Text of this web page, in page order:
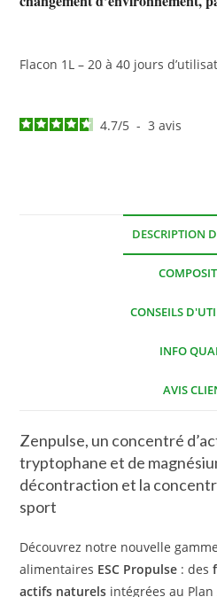
Flacon 1L – 20 à 40 jours
4.7/5 - 3avis
DESCRIPTION
CONSEILS
INFO
AVIS
Zenpulse, un concentré
tryptophane et de
décontraction et la
sport
Découvrez notre nouvelle
alimentaires ESC Propulse : des
actifs naturels intégrées au Plan